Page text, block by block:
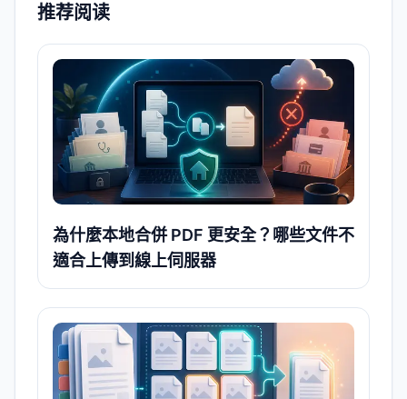
推荐阅读
為什麼本地合併 PDF 更安全？哪些文件不
適合上傳到線上伺服器